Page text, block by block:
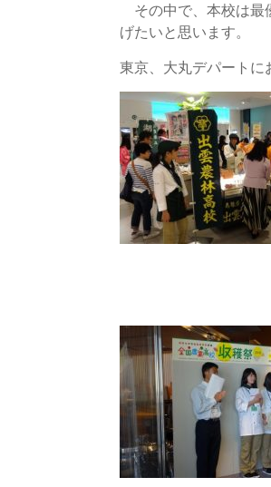
その中で、本校は最
げたいと思います。
東京、大丸デパートに